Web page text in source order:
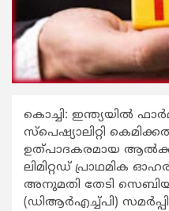
കൊച്ചി: ഇന്ത്യയില്‍
സ്പെഷ്യാലിറ്റി
ഉത്പാദകരമായ
ലിമിറ്റഡ് പ്രാഥമിക
അനുമതി തേടി
(ഡിആര്‍എച്ച്പി)